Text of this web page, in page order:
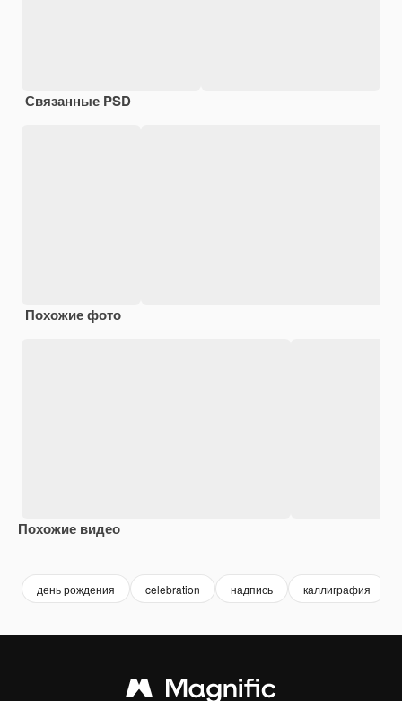
Связанные PSD
Похожие фото
Похожие видео
день рождения celebration надпись каллиграфия